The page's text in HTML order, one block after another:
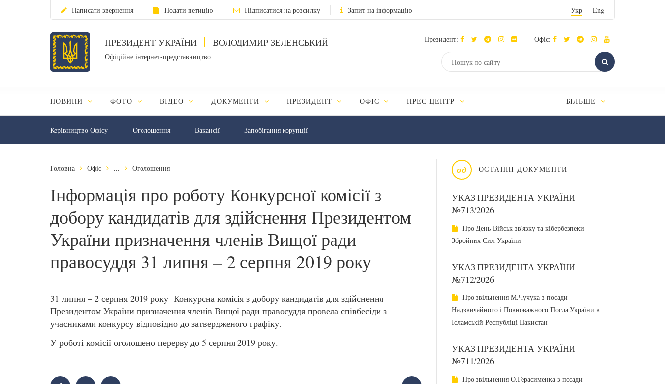
Написати звернення Подати петицію Підписатися на розсилку Запит на інформацію Укр Eng
ПРЕЗИДЕНТ УКРАЇНИ ВОЛОДИМИР ЗЕЛЕНСЬКИЙ
Офіційне інтернет-представництво
Президент: Офіс:
НОВИНИ ФОТО ВІДЕО ДОКУМЕНТИ ПРЕЗИДЕНТ ОФІС ПРЕС-ЦЕНТР БІЛЬШЕ
Керівництво Офісу Оголошення Вакансії Запобігання корупції
од ОСТАННІ ДОКУМЕНТИ
УКАЗ ПРЕЗИДЕНТА УКРАЇНИ
№713/2026
Про День Військ зв'язку та кібербезпеки
Збройних Сил України
УКАЗ ПРЕЗИДЕНТА УКРАЇНИ
№712/2026
Про звільнення М.Чучука з посади
Надзвичайного і Повноважного Посла України в
Ісламській Республіці Пакистан
УКАЗ ПРЕЗИДЕНТА УКРАЇНИ
№711/2026
Про звільнення О.Герасименка з посади
Головна Офіс ... Оголошення
Інформація про роботу Конкурсної комісії з
добору кандидатів для здійснення Президентом
України призначення членів Вищої ради
правосуддя 31 липня – 2 серпня 2019 року
31 липня – 2 серпня 2019 року Конкурсна комісія з добору кандидатів для здійснення
Президентом України призначення членів Вищої ради правосуддя провела співбесіди з
учасниками конкурсу відповідно до затвердженого графіку.
У роботі комісії оголошено перерву до 5 серпня 2019 року.